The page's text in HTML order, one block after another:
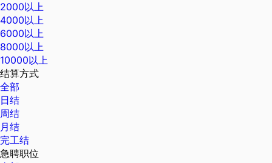
2000以上
4000以上
6000以上
8000以上
10000以上
结算方式
全部
日结
周结
月结
完工结
急聘职位